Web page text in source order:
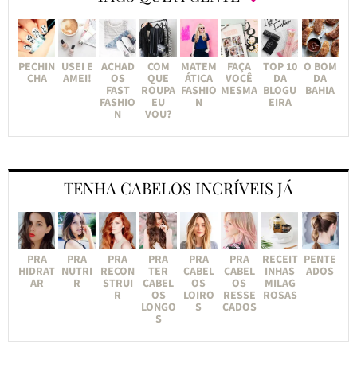
PECHIN
CHA
USEI E
AMEI!
ACHAD
OS
FAST
FASHIO
N
COM
QUE
ROUPA
EU
VOU?
MATEM
ÁTICA
FASHIO
N
FAÇA
VOCÊ
MESMA
TOP 10
DA
BLOGU
EIRA
O BOM
DA
BAHIA
TENHA CABELOS INCRÍVEIS JÁ
PRA
HIDRAT
AR
PRA
NUTRI
R
PRA
RECON
STRUI
R
PRA
TER
CABEL
OS
LONGO
S
PRA
CABEL
OS
LOIRO
S
PRA
CABEL
OS
RESSE
CADOS
RECEIT
INHAS
MILAG
ROSAS
PENTE
ADOS